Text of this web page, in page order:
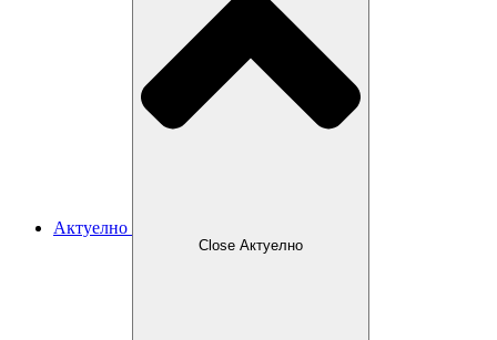
Актуелно
Close Актуелно